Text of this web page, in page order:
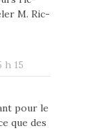
M. Ric-
h 15
pour le
que des